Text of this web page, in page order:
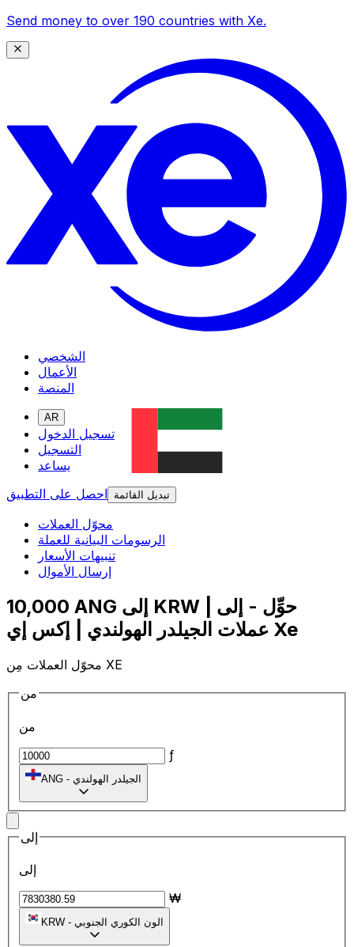
Send money to over 190 countries with Xe.
الشخصي
الأعمال
المنصة
AR
تسجيل الدخول
التسجيل
يساعد
احصل على التطبيق
تبديل القائمة
محوّل العملات
الرسومات البيانية للعملة
تنبيهات الأسعار
إرسال الأموال
10,000 ANG إلى KRW | حوِّل - إلى
عملات الجيلدر الهولندي | إكس إي Xe
محوّل العملات مِن XE
من
من
ƒ
ANG - الجيلدر الهولندي
إلى
إلى
₩
KRW - الون الكوري الجنوبي